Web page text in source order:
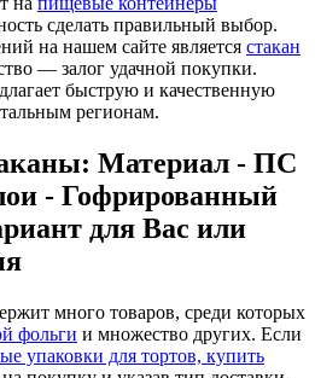
сделать правильный выбор.
на нашем сайте является стакан
— залог удачной покупки.
быструю и качественную
регионам.
Материал - ПС
- Гофрированный
для Вас или
много товаров, среди которых
фольги и множество других. Если
упаковки для тортов, купить